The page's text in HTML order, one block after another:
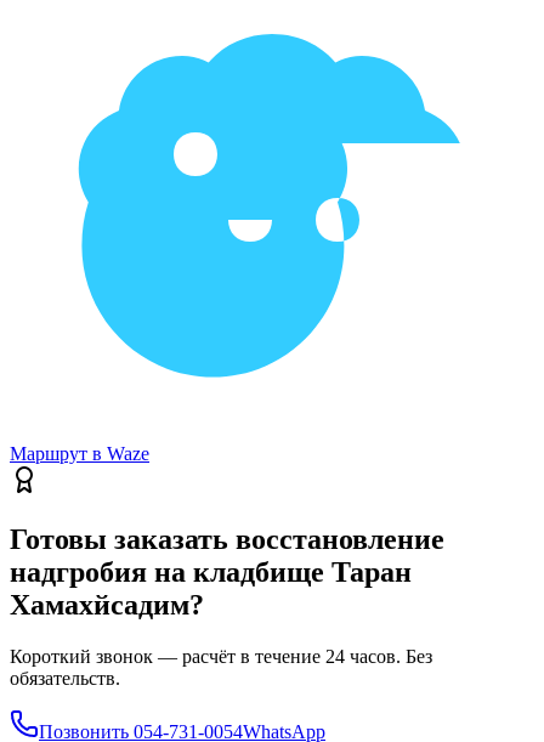
Маршрут в Waze
Готовы заказать восстановление
надгробия на кладбище Таран
Хамахйсадим?
Короткий звонок — расчёт в течение 24 часов. Без
обязательств.
Позвонить 054-731-0054WhatsApp